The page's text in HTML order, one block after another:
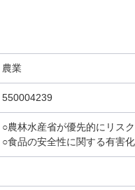
農業
550004239
○農林水産省が優先的にリス
○食品の安全性に関する有害